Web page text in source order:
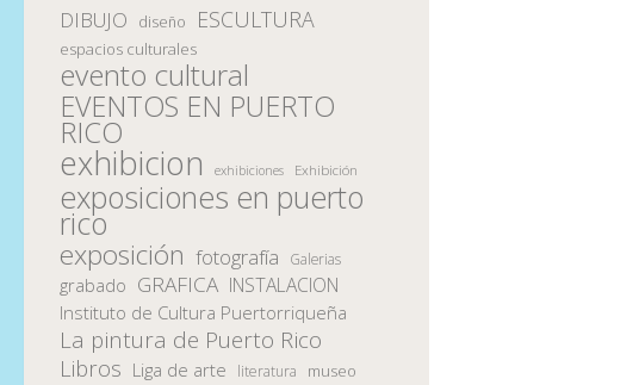
DIBUJO diseño ESCULTURA
espacios culturales
evento cultural
EVENTOS EN PUERTO
RICO
exhibicion exhibiciones Exhibición
exposiciones en puerto
rico
exposición fotografía Galerias
grabado GRAFICA INSTALACION
Instituto de Cultura Puertorriqueña
La pintura de Puerto Rico
Libros Liga de arte literatura museo